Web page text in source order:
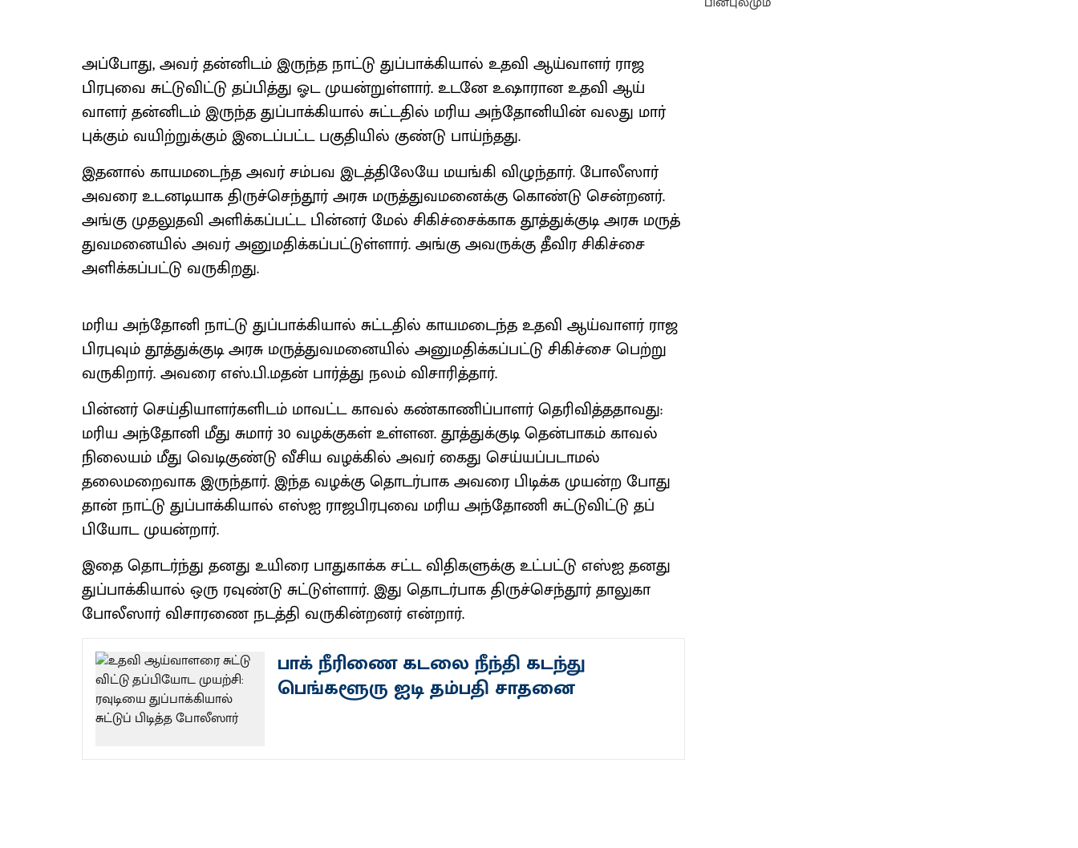
அப்​போது, அவர் தன்​னிடம் இருந்த நாட்டு துப்​பாக்​கி​யால் உதவி ஆய்​வாளர் ராஜ
பிரபுவை சுட்​டு​விட்டு தப்​பித்து ஓட முயன்​றுள்​ளார். உடனே உஷா​ரான உதவி ஆய்​
வாளர் தன்​னிடம் இருந்த துப்​பாக்​கி​யால் சுட்​ட​தில் மரிய அந்​தோனி​யின் வலது மார்​
புக்​கும் வயிற்​றுக்​கும் இடைப்​பட்ட பகு​தி​யில் குண்டு பாய்ந்​தது.
இதனால் காயமடைந்த அவர் சம்பவ இடத்​திலேயே மயங்கி விழுந்​தார். போலீ​ஸார்
அவரை உடனடி​யாக திருச்​செந்​தூர் அரசு மருத்​து​வ​மனைக்கு கொண்டு சென்​றனர்.
அங்கு முதலுதவி அளிக்​கப்​பட்ட பின்​னர் மேல் சிகிச்​சைக்​காக தூத்​துக்​குடி அரசு மருத்​
து​வ​மனை​யில் அவர் அனு​ம​திக்​கப்​பட்​டுள்​ளார். அங்கு அவருக்கு தீவிர சிகிச்சை
அளிக்​கப்​பட்டு வருகிறது.
மரிய அந்​தோனி நாட்டு துப்​பாக்​கி​யால் சுட்​ட​தில் காயமடைந்த உதவி ஆய்​வாளர் ராஜ
பிரபு​வும் தூத்​துக்​குடி அரசு மருத்​து​வ​மனை​யில் அனு​ம​திக்​கப்​பட்டு சிகிச்சை பெற்று
வரு​கிறார். அவரை எஸ்​.பி.மதன் பார்த்து நலம் விசா​ரித்​தார்.
பின்​னர் செய்​தி​யாளர்​களிடம் மாவட்ட காவல் கண்​காணிப்​பாளர் தெரி​வித்​த​தாவது:
மரிய அந்​தோனி மீது சுமார் 30 வழக்​கு​கள் உள்​ளன. தூத்​துக்​குடி தென்​பாகம் காவல்
நிலை​யம் மீது வெடிகுண்டு வீசிய வழக்​கில் அவர் கைது செய்​யப்​ப​டா​மல்
தலைமறை​வாக இருந்​தார். இந்த வழக்கு தொடர்​பாக அவரை பிடிக்க முயன்ற போது
தான் நாட்டு துப்​பாக்​கி​யால் எஸ்ஐ ராஜபிரபுவை மரிய அந்​தோணி சுட்​டு​விட்டு தப்​
பியோட முயன்​றார்.
இதை தொடர்ந்து தனது உயிரை பாது​காக்க சட்ட விதி​களுக்கு உட்​பட்டு எஸ்ஐ தனது
துப்​பாக்​கி​யால் ஒரு ரவுண்டு சுட்​டுள்​ளார். இது தொடர்​பாக திருச்​செந்​தூர் தாலுகா
போலீ​ஸார் விசா​ரணை நடத்தி வரு​கின்​றனர் என்​றார்.
பாக் நீரிணை கடலை நீந்தி கடந்து
பெங்களூரு ஐடி தம்பதி சாதனை